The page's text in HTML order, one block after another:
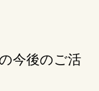
今後のご活